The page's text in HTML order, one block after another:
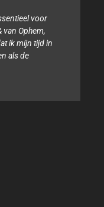
voor
Ophem,
ik mijn tijd in
als de